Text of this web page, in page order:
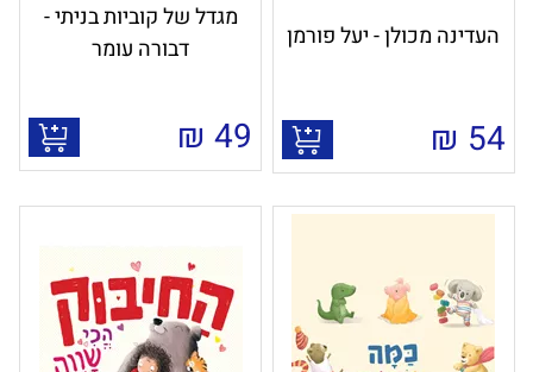
העדינה מכולן - יעל פורמן
54
₪
מגדל של קוביות בניתי -
דבורה עומר
49
₪